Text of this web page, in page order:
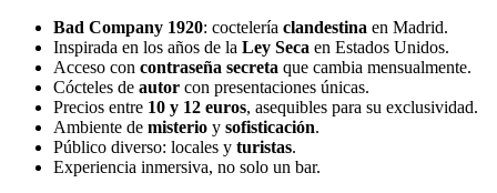
Bad Company 1920: coctelería clandestina en Madrid.
Inspirada en los años de la Ley Seca en Estados Unidos.
Acceso con contraseña secreta que cambia mensualmente.
Cócteles de autor con presentaciones únicas.
Precios entre 10 y 12 euros, asequibles para su exclusividad.
Ambiente de misterio y sofisticación.
Público diverso: locales y turistas.
Experiencia inmersiva, no solo un bar.